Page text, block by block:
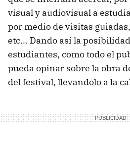
visual y audiovisual a
por medio de visitas
etc... Dando así la
estudiantes, como todo el
pueda opinar sobre la obra
del festival, llevandolo a la